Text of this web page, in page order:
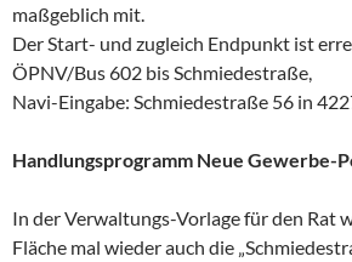
maßgeblich mit.
Der Start- und zugleich Endpunkt ist
ÖPNV/Bus 602 bis Schmiedestraße,
Navi-Eingabe: Schmiedestraße 56 in
Handlungsprogramm Neue Gewerbe-
In der Verwaltungs-Vorlage für den Rat
Fläche mal wieder auch die